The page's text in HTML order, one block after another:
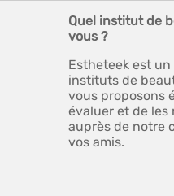
Quel institut de
vous ?
Estheteek est
instituts de
vous proposons
évaluer et de les
auprès de notre
vos amis.